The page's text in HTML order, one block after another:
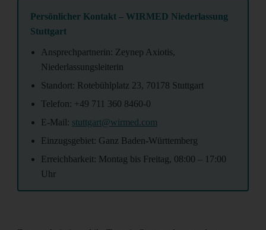
Persönlicher Kontakt – WIRMED Niederlassung
Stuttgart
Ansprechpartnerin: Zeynep Axiotis,
Niederlassungsleiterin
Standort: Rotebühlplatz 23, 70178 Stuttgart
Telefon: +49 711 360 8460-0
E-Mail: stuttgart@wirmed.com
Einzugsgebiet: Ganz Baden-Württemberg
Erreichbarkeit: Montag bis Freitag, 08:00 – 17:00
Uhr